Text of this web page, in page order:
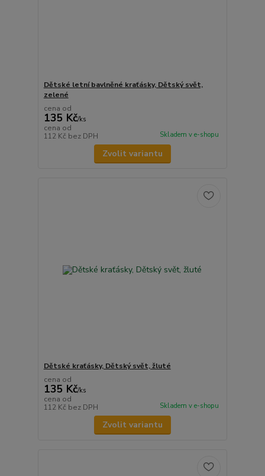
Dětské letní bavlněné kraťásky, Dětský svět,
zelené
cena od
135 Kč/ks
cena od
112 Kč bez DPH Skladem v e-shopu
Zvolit variantu
Dětské kraťásky, Dětský svět, žluté
cena od
135 Kč/ks
cena od
112 Kč bez DPH Skladem v e-shopu
Zvolit variantu